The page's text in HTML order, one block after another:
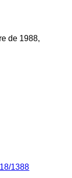
de 1988,
1388